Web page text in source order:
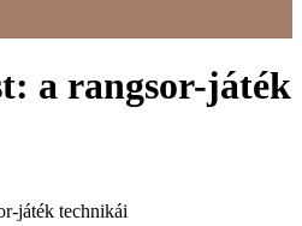
a rangsor-játék
játék technikái